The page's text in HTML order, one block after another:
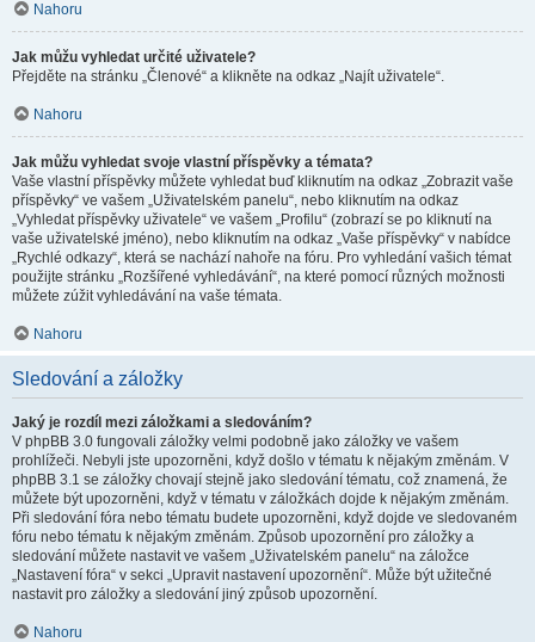
Nahoru
Jak můžu vyhledat určité uživatele?
Přejděte na stránku „Členové“ a klikněte na odkaz „Najít uživatele“.
Nahoru
Jak můžu vyhledat svoje vlastní příspěvky a témata?
Vaše vlastní příspěvky můžete vyhledat buď kliknutím na odkaz „Zobrazit vaše
příspěvky“ ve vašem „Uživatelském panelu“, nebo kliknutím na odkaz
„Vyhledat příspěvky uživatele“ ve vašem „Profilu“ (zobrazí se po kliknutí na
vaše uživatelské jméno), nebo kliknutím na odkaz „Vaše příspěvky“ v nabídce
„Rychlé odkazy“, která se nachází nahoře na fóru. Pro vyhledání vašich témat
použijte stránku „Rozšířené vyhledávání“, na které pomocí různých možnosti
můžete zúžit vyhledávání na vaše témata.
Nahoru
Sledování a záložky
Jaký je rozdíl mezi záložkami a sledováním?
V phpBB 3.0 fungovali záložky velmi podobně jako záložky ve vašem
prohlížeči. Nebyli jste upozorněni, když došlo v tématu k nějakým změnám. V
phpBB 3.1 se záložky chovají stejně jako sledování tématu, což znamená, že
můžete být upozorněni, když v tématu v záložkách dojde k nějakým změnám.
Při sledování fóra nebo tématu budete upozorněni, když dojde ve sledovaném
fóru nebo tématu k nějakým změnám. Způsob upozornění pro záložky a
sledování můžete nastavit ve vašem „Uživatelském panelu“ na záložce
„Nastavení fóra“ v sekci „Upravit nastavení upozornění“. Může být užitečné
nastavit pro záložky a sledování jiný způsob upozornění.
Nahoru